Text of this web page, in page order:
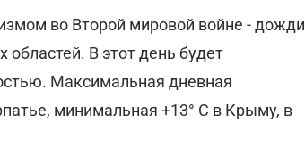
во Второй мировой войне - дожди
В этот день будет
Максимальная дневная
минимальная +13° С в Крыму, в